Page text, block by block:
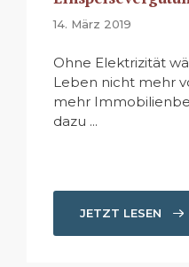
14. März 2019
Ohne Elektrizität
Leben nicht mehr
mehr
dazu ...
JETZT LESEN